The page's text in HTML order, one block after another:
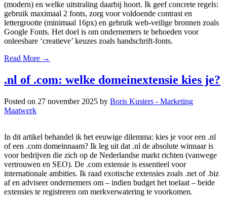
(modern) en welke uitstraling daarbij hoort. Ik geef concrete regels:
gebruik maximaal 2 fonts, zorg voor voldoende contrast en
lettergrootte (minimaal 16px) en gebruik web-veilige bronnen zoals
Google Fonts. Het doel is om ondernemers te behoeden voor
onleesbare ‘creatieve’ keuzes zoals handschrift-fonts.
Read More →
.nl of .com: welke domeinextensie kies je?
Posted on 27 november 2025 by Boris Kusters - Marketing
Maatwerk
In dit artikel behandel ik het eeuwige dilemma: kies je voor een .nl
of een .com domeinnaam? Ik leg uit dat .nl de absolute winnaar is
voor bedrijven die zich op de Nederlandse markt richten (vanwege
vertrouwen en SEO). De .com extensie is essentieel voor
internationale ambities. Ik raad exotische extensies zoals .net of .biz
af en adviseer ondernemers om – indien budget het toelaat – beide
extensies te registreren om merkverwatering te voorkomen.